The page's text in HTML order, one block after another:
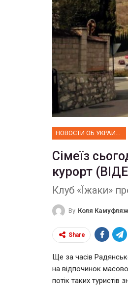
НОВОСТИ ОБ УКРАИНЕ
Сімеїз
курорт
Клуб «Їжаки»
By Коля Камуфляж
Share
Ще за часів
на відпочинок
потік таких